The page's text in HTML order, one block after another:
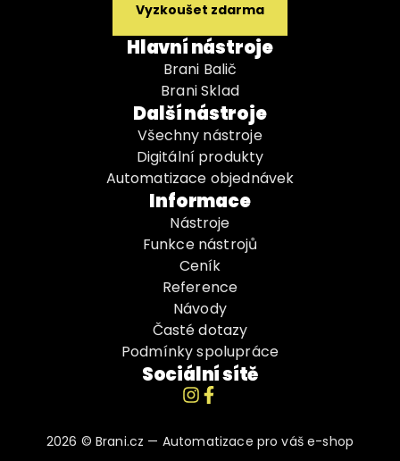
Vyzkoušet zdarma
Hlavní nástroje
Brani Balič
Brani Sklad
Další nástroje
Všechny nástroje
Digitální produkty
Automatizace objednávek
Informace
Nástroje
Funkce nástrojů
Ceník
Reference
Návody
Časté dotazy
Podmínky spolupráce
Sociální sítě
2026 © Brani.cz — Automatizace pro váš e-shop